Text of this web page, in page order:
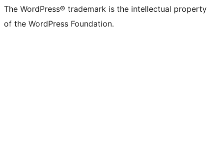
The WordPress® trademark is the intellectual property
of the WordPress Foundation.